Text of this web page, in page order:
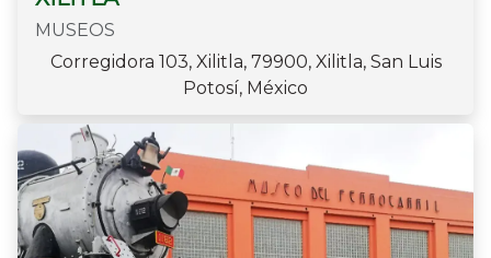
MUSEOS
Corregidora 103, Xilitla, 79900, Xilitla, San Luis
Potosí, México